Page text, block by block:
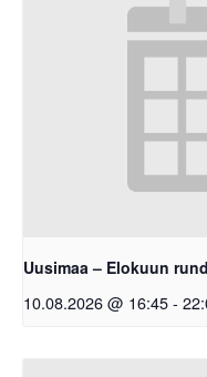
Uusimaa – Elokuun
10.08.2026 @ 16:45-